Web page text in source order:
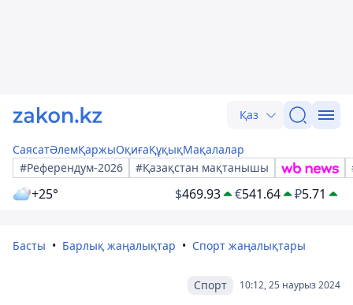
Қаз
СаясатӘлемҚаржыОқиғаҚұқықМақалалар
#Референдум-2026
#Қазақстан мақтанышы
+25° $469.93 €541.64 ₽5.71
Басты Барлық жаңалықтар Спорт жаңалықтары
10:12, 25 наурыз 2024
Спорт